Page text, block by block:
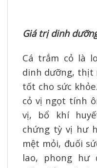
Giá trị dinh
Cá trắm cỏ là
dinh dưỡng, thịt
tốt cho sức
cỏ vị ngọt tính
vị, bổ khí
chứng tỳ vị hư
mệt mỏi, đuối
lao, phong hư